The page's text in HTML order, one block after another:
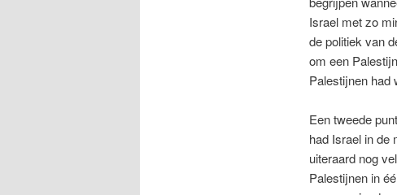
Israel met zo
de politiek van
om een
Palestijnen had
Een tweede
had Israel in de
uiteraard nog
Palestijnen in